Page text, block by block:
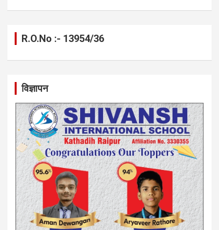
R.O.No :- 13954/36
विज्ञापन